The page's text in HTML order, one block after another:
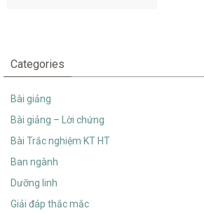
Categories
Bài giảng
Bài giảng – Lời chứng
Bài Trắc nghiệm KT HT
Ban ngành
Dưỡng linh
Giải đáp thắc mắc